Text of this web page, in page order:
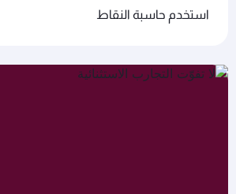
استخدم حاسبة النقاط